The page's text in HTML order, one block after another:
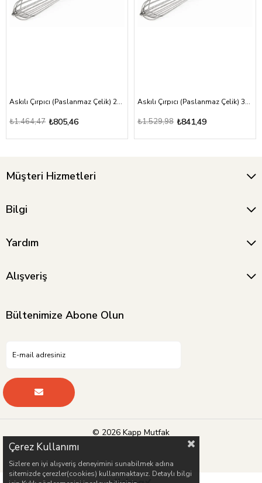
Askılı Çırpıcı (Paslanmaz Çelik) 25 cm
₺805,46
₺1.464,47
Askılı Çırpıcı (Paslanmaz Çelik) 30 cm
₺841,49
₺1.529,98
Müşteri Hizmetleri
Bilgi
Yardım
Alışveriş
Bültenimize Abone Olun
© 2026 Kapp Mutfak
Çerez Kullanımı
Sizlere en iyi alışveriş deneyimini sunabilmek adına
sitemizde çerezler(cookies) kullanmaktayız. Detaylı bilgi